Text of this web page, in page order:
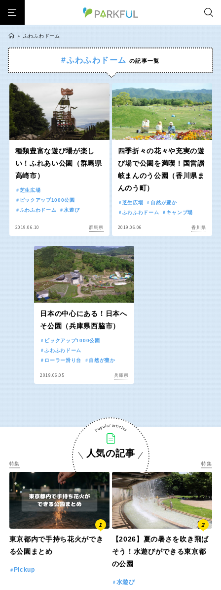
大型遊具
自然が豊か 梅・桜の名所 景色が良い
テニスコート 野球場 紅葉の名所 バーベキュー
カフェ・レストラン サッカー・フットサル ランニングコース
動物園・ふれあい 歴史・文化財 日本庭園 紅葉の美しい公園
さくら名所100公園 屋内遊び場 アスレチックコース
バスケットボール 彫刻・アート 桜・梅の名所 コトブキ事例
洋式庭園 ローラー滑り台 夜景スポット 植物園
Pickup
インクルーシブパーク 屋根付き遊び場 花菖蒲 キャンプ場
バスケットゴール ふわふわドーム 健康遊具
地域で探す
北海道 青森
岩手 宮城
秋田 山形
福島
茨城
群馬
山梨 長野
幼児向け
自然が豊か 梅・桜の名所
景色が良い 水遊び
テニスコート 野球場
カフェ・レストラン サッカー・フットサル
ランニングコース 動物園・ふれあい
歴史・文化財 日本庭園
紅葉の美しい公園 さくら名所100公園
屋内遊び場 アスレチックコース
桜・梅の名所 コトブキ事例
洋式庭園 ドッグラン
ローラー滑り台 夜景スポット
プレーパーク
キャンプ場
ライトアップ
地域で探す
> ふわふわドーム
#ふわふわドーム の記事一覧
種類豊富な遊び場が楽し
い！ふれあい公園（群馬県
高崎市）
芝生広場
ピックアップ1000公園
ふわふわドーム
水遊び
2019.06.10 群馬県
四季折々の花々や充実の遊
び場で公園を満喫！国営讃
岐まんのう公園（香川県ま
んのう町）
芝生広場
自然が豊か
ふわふわドーム
キャンプ場
2019.06.06 香川県
日本の中心にある！日本へ
そ公園（兵庫県西脇市）
ピックアップ1000公園
ふわふわドーム
ローラー滑り台
自然が豊か
2019.06.05 兵庫県
人気の記事
特集
東京都内で手持ち花火ができ
る公園まとめ
Pickup
特集
【2026】夏の暑さを吹き飛ば
そう！水遊びができる東京都
の公園
水遊び